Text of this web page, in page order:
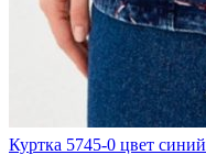
Куртка 5745-0 цвет синий